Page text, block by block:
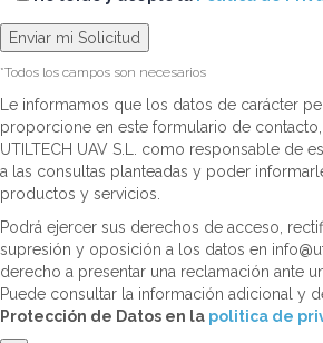
*Todos los campos son necesarios
Le informamos que los datos de carácter
proporcione en este formulario de
UTILTECH UAV S.L. como responsable de
a las consultas planteadas y poder
productos y servicios.
Podrá ejercer sus derechos de acceso,
supresión y oposición a los datos en
derecho a presentar una reclamación ante
Puede consultar la información adicional y
Protección de Datos en la politica de